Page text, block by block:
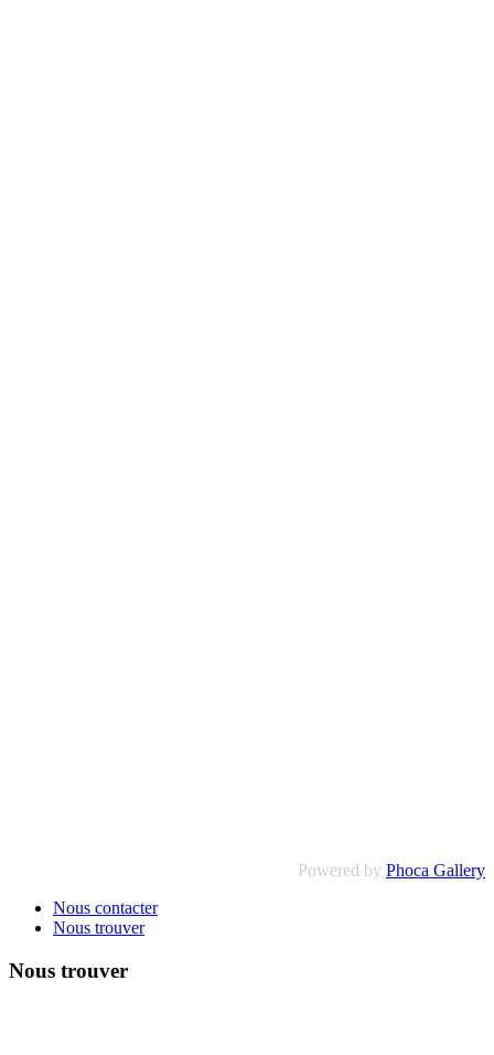
Powered by Phoca Gallery
Nous contacter
Nous trouver
Nous trouver